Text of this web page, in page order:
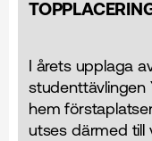
I årets upplaga
studenttävlingen
hem
utses därmed till